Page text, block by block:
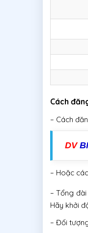
Cách
– Cách
DV
– Hoặc
– Tổng
Hãy khởi
– Đối